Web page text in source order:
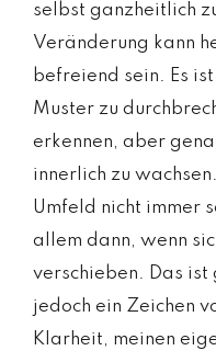
selbst ganzheitlich
Veränderung kann
befreiend sein. Es
Muster zu
erkennen, aber
innerlich zu
Umfeld nicht immer
allem dann, wenn
verschieben. Das ist
jedoch ein Zeichen
Klarheit, meinen